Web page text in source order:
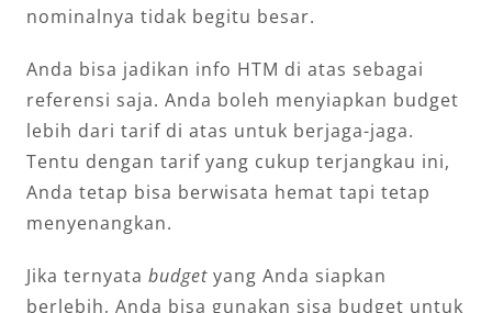
nominalnya tidak begitu besar.
Anda bisa jadikan info HTM di atas sebagai
referensi saja. Anda boleh menyiapkan budget
lebih dari tarif di atas untuk berjaga-jaga.
Tentu dengan tarif yang cukup terjangkau ini,
Anda tetap bisa berwisata hemat tapi tetap
menyenangkan.
Jika ternyata budget yang Anda siapkan
berlebih, Anda bisa gunakan sisa budget untuk